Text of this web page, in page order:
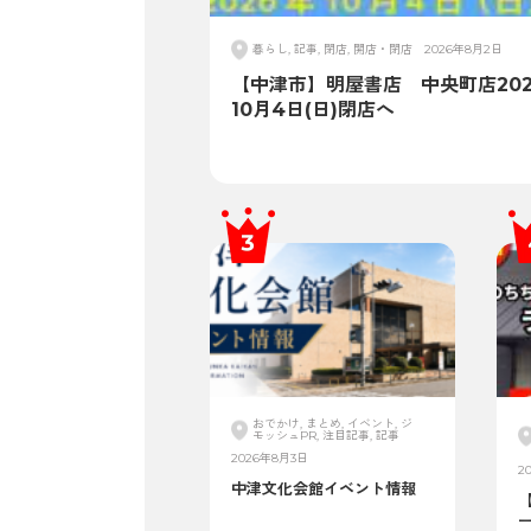
暮らし, 記事, 閉店, 開店・閉店 2026年8月2日
【中津市】明屋書店 中央町店
10月4日(日)閉店へ
おでかけ, まとめ, イベント, ジ
モッシュPR, 注目記事, 記事
2026年8月3日
中津文化会館イベント情報